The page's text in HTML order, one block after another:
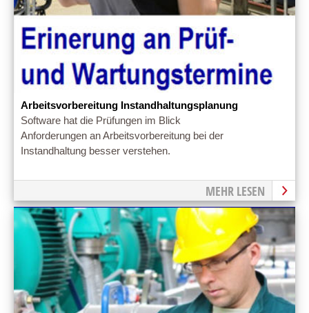
Arbeitsvorbereitung Instandhaltungsplanung
Software hat die Prüfungen im Blick
Anforderungen an Arbeitsvorbereitung bei der
Instandhaltung besser verstehen.
MEHR LESEN